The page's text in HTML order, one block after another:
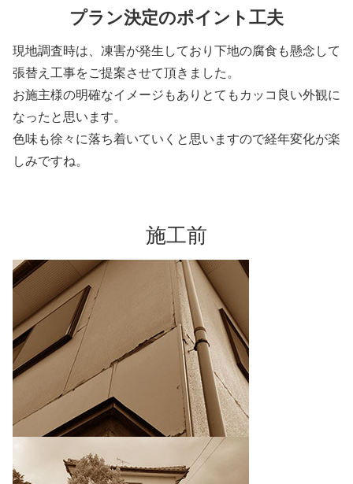
プラン決定のポイント工夫
現地調査時は、凍害が発生しており下地の腐食も懸念して
張替え工事をご提案させて頂きました。
お施主様の明確なイメージもありとてもカッコ良い外観に
なったと思います。
色味も徐々に落ち着いていくと思いますので経年変化が楽
しみですね。
施工前